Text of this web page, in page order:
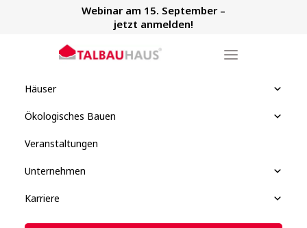
Webinar am 15. September –
jetzt anmelden!
Häuser
Ökologisches Bauen
Veranstaltungen
Unternehmen
Karriere